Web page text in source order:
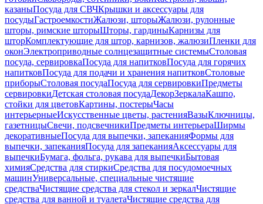
казаныПосуда для СВЧКрышки и аксессуары для
посудыГастроемкостиЖалюзи, шторыЖалюзи, рулонные
шторы, римские шторыШторы, гардиныКарнизы для
шторКомплектующие для штор, карнизов, жалюзиПленки для
оконЭлектроприводные солнцезащитные системыСтоловая
посуда, сервировкаПосуда для напитковПосуда для горячих
напитковПосуда для подачи и хранения напитковСтоловые
приборыСтоловая посудаПосуда для сервировкиПредметы
сервировкиДетская столовая посудаДекорЗеркалаКашпо,
стойки для цветовКартины, постерыЧасы
интерьерныеИскусственные цветы, растенияВазыКлючницы,
газетницыСвечи, подсвечникиПредметы интерьераШирмы
декоративныеПосуда для выпечки, запеканияФормы для
выпечки, запеканияПосуда для запеканияАксессуары для
выпечкиБумага, фольга, рукава для выпечкиБытовая
химияСредства для стиркиСредства для посудомоечных
машинУниверсальные, специальные чистящие
средстваЧистящие средства для стекол и зеркалЧистящие
средства для ванной и туалетаЧистящие средства для